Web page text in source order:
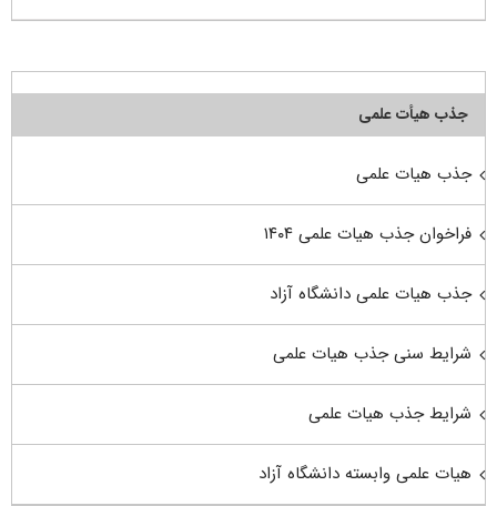
جذب هیأت علمی
جذب هیات علمی
فراخوان جذب هیات علمی ۱۴۰۴
جذب هیات علمی دانشگاه آزاد
شرایط سنی جذب هیات علمی
شرایط جذب هیات علمی
هیات علمی وابسته دانشگاه آزاد